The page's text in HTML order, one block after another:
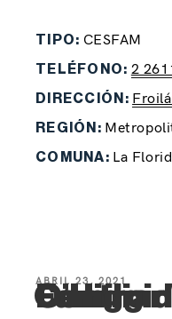
TIPO: CESFAM
TELÉFONO: 2
DIRECCIÓN:
REGIÓN:
COMUNA: La
ABRIL 23, 2021
Centro de Salud Familiar Villa